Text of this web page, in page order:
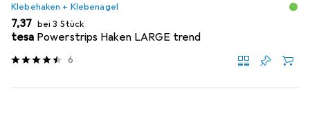
Klebehaken + Klebenagel
EUR
7,37 bei 3 Stück
tesa Powerstrips Haken LARGE trend
6